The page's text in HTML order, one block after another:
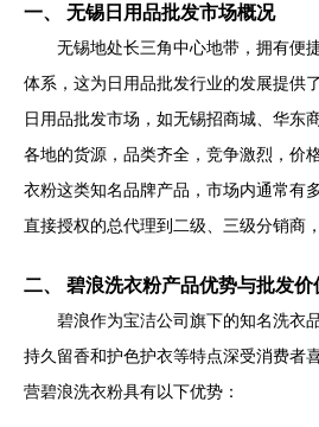
一、 无锡日用品批发市场概况
无锡地处长三角中心地带，拥有便
体系，这为日用品批发行业的发展提供
日用品批发市场，如无锡招商城、华东
各地的货源，品类齐全，竞争激烈，价
衣粉这类知名品牌产品，市场内通常有
直接授权的总代理到二级、三级分销商
二、 碧浪洗衣粉产品优势与批发价
碧浪作为宝洁公司旗下的知名洗衣
持久留香和护色护衣等特点深受消费者
营碧浪洗衣粉具有以下优势：